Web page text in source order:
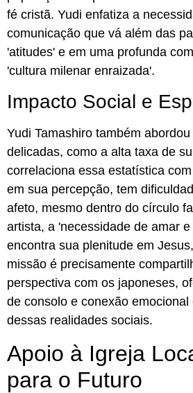
fé cristã. Yudi enfatiza a
comunicação que vá além das
'atitudes' e em uma profunda
'cultura milenar enraizada'.
Impacto Social e
Yudi Tamashiro também
delicadas, como a alta taxa de
correlaciona essa estatística
em sua percepção, tem
afeto, mesmo dentro do círculo
artista, a 'necessidade de amar
encontra sua plenitude em
missão é precisamente
perspectiva com os japoneses,
de consolo e conexão
dessas realidades sociais.
Apoio à Igreja
para o Futuro